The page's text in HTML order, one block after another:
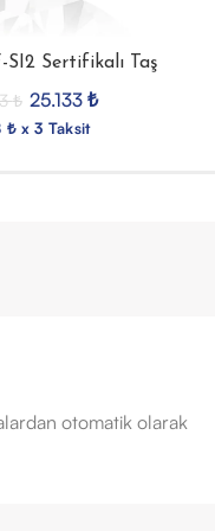
SI2 Sertifikalı Taş
₺ 25.133 ₺
₺ x 3 Taksit
otomatik olarak